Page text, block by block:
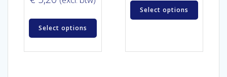
Select options
Select options